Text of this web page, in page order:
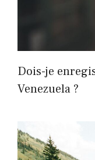
Dois-je
Venezuela ?